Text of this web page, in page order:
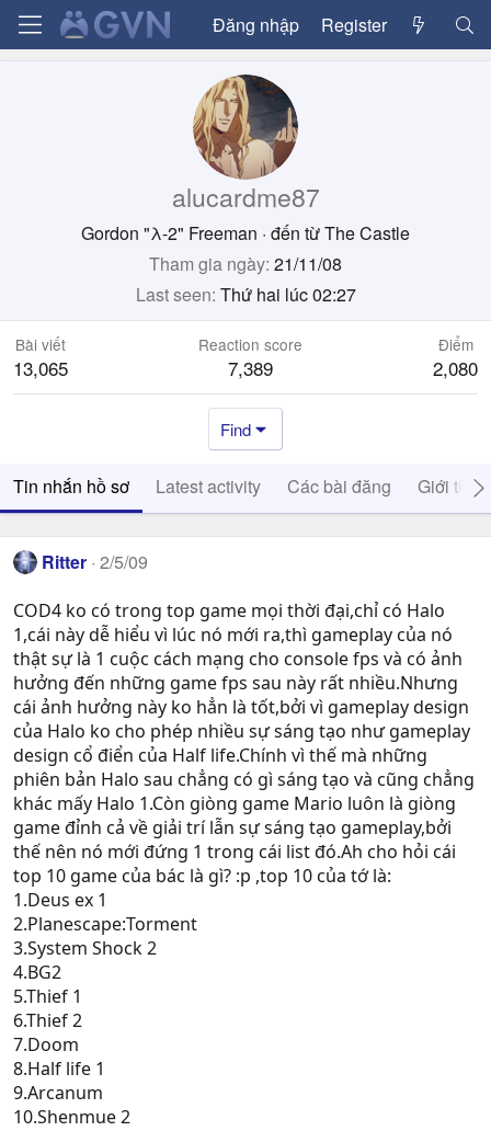
Đăng nhập Register
alucardme87
Gordon "λ-2" Freeman · đến từThe Castle
Tham gia ngày 21/11/08
Last seen Thứ hai lúc 02:27
Bài viết
13,065
Reaction score
7,389
Điểm
2,080
Find
Tin nhắn hồ sơ Latest activity Các bài đăng Giới thiệu
Ritter 2/5/09
COD4 ko có trong top game mọi thời đại,chỉ có Halo
1,cái này dễ hiểu vì lúc nó mới ra,thì gameplay của nó
thật sự là 1 cuộc cách mạng cho console fps và có ảnh
hưởng đến những game fps sau này rất nhiều.Nhưng
cái ảnh hưởng này ko hẳn là tốt,bởi vì gameplay design
của Halo ko cho phép nhiều sự sáng tạo như gameplay
design cổ điển của Half life.Chính vì thế mà những
phiên bản Halo sau chẳng có gì sáng tạo và cũng chẳng
khác mấy Halo 1.Còn giòng game Mario luôn là giòng
game đỉnh cả về giải trí lẫn sự sáng tạo gameplay,bởi
thế nên nó mới đứng 1 trong cái list đó.Ah cho hỏi cái
top 10 game của bác là gì? :p ,top 10 của tớ là:
1.Deus ex 1
2.Planescape:Torment
3.System Shock 2
4.BG2
5.Thief 1
6.Thief 2
7.Doom
8.Half life 1
9.Arcanum
10.Shenmue 2